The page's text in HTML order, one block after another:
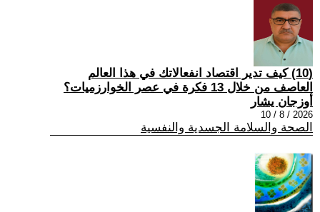
(10) كيف تدير اقتصاد انفعالاتك في هذا العالم
العاصف من خلال 13 فكرة في عصر الخوارزميات؟
أوزجان يشار
2026 / 8 / 10
الصحة والسلامة الجسدية والنفسية